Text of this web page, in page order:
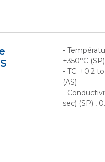
-
+350°C
- TC: +0.2
(AS)
-
sec) (SP) ,